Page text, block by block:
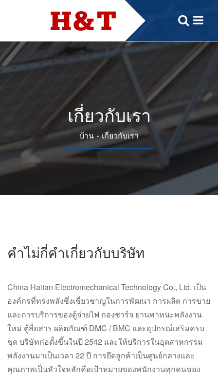
เกี่ยวกับเรา
บ้าน -เกี่ยวกับเรา
คำไม่กี่คำเกี่ยวกับบริษัท
China Haitan Electromechanical Technology Co., Ltd. เป็น
องค์กรที่ทรงพลังซึ่งเชี่ยวชาญในการพัฒนา การผลิต การขาย
และการบริการของตู้จ่ายไฟ กองชาร์จ ยานพาหนะพลังงาน
ใหม่ ตู้สื่อสาร ผลิตภัณฑ์ DMC / BMC และอุปกรณ์เสริมครบ
ชุด บริษัทก่อตั้งขึ้นในปี 2542 และให้บริการในอุตสาหกรรม
พลังงานมาเป็นเวลา 22 ปี การยึดลูกค้าเป็นศูนย์กลางและ
คุณภาพเป็นหัวใจหลักคือเป้าหมายของพนักงานทุกคนของ